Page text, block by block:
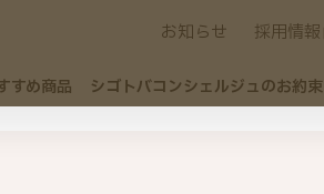
お知らせ 採用情報
すめ商品 シゴトバコンシェルジュのお約束